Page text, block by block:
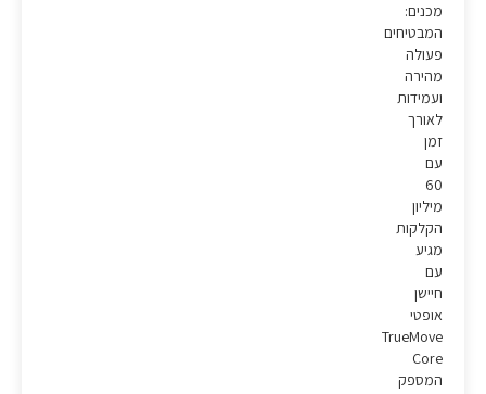
מכנים:
המבטיחים
פעולה
מהירה
ועמידות
לאורך
זמן
עם
60
מיליון
הקלקות
מגיע
עם
חיישן
אופטי
TrueMove
Core
המספק